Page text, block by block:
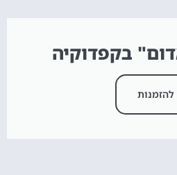
בקפדוקיה
להזמנות